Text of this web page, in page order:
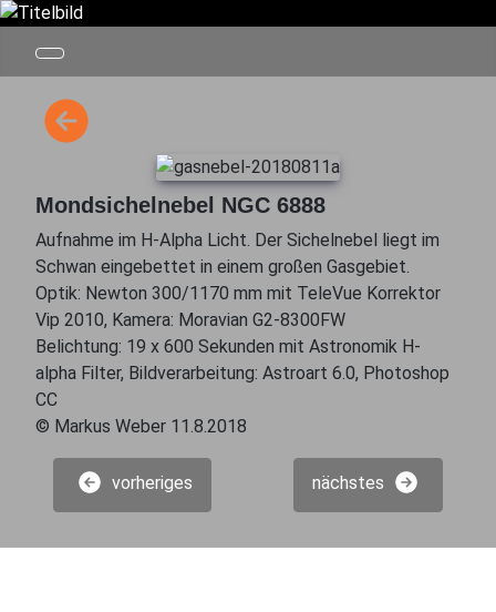
Mondsichelnebel NGC 6888
Aufnahme im H-Alpha Licht. Der Sichelnebel liegt im
Schwan eingebettet in einem großen Gasgebiet.
Optik: Newton 300/1170 mm mit TeleVue Korrektor
Vip 2010, Kamera: Moravian G2-8300FW
Belichtung: 19 x 600 Sekunden mit Astronomik H-
alpha Filter, Bildverarbeitung: Astroart 6.0, Photoshop
CC
© Markus Weber 11.8.2018
vorheriges nächstes